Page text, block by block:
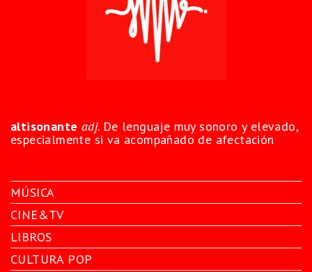
altisonante adj. De lenguaje muy sonoro y elevado,
especialmente si va acompañado de afectación
MÚSICA
CINE&TV
LIBROS
CULTURA POP